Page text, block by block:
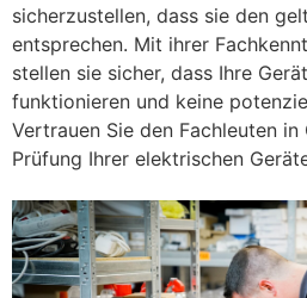
sicherzustellen, dass sie den
entsprechen. Mit ihrer
stellen sie sicher, dass Ihre
funktionieren und keine
Vertrauen Sie den Fachleuten
Prüfung Ihrer elektrischen